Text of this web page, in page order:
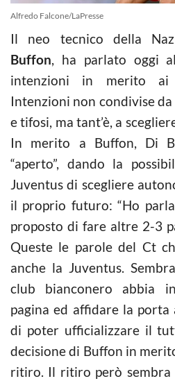
Alfredo Falcone/LaPresse
Il neo tecnico della
Buffon, ha parlato oggi
intenzioni in merito ai
Intenzioni non condivise
e tifosi, ma tant’è, a
In merito a Buffon, Di
“aperto”, dando la
Juventus di scegliere
il proprio futuro: “Ho
proposto di fare altre 2-3
Queste le parole del Ct
anche la Juventus.
club bianconero abbia
pagina ed affidare la porta
di poter ufficializzare il
decisione di Buffon in
ritiro. Il ritiro però sembra